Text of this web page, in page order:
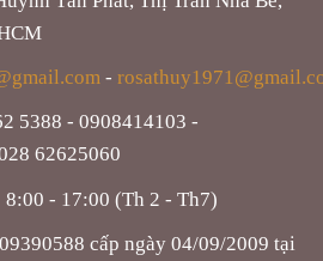
-
5388 - 0908414103 -
62625060
8:00 - 17:00 (Th 2 - Th7)
cấp ngày 04/09/2009 tại